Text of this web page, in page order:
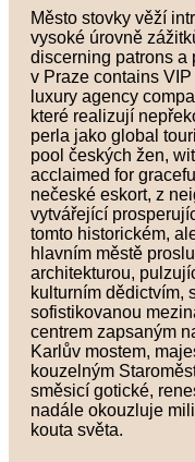
Město stovky věží
vysoké úrovně
discerning patrons a
v Praze contains
luxury agency
které realizují
perla jako global
pool českých žen,
acclaimed for
nečeské eskort, z
vytvářející
tomto historickém,
hlavním městě
architekturou,
kulturním dědictvím,
sofistikovanou
centrem zapsaným
Karlův mostem,
kouzelným
směsicí gotické,
nadále okouzluje
kouta světa.